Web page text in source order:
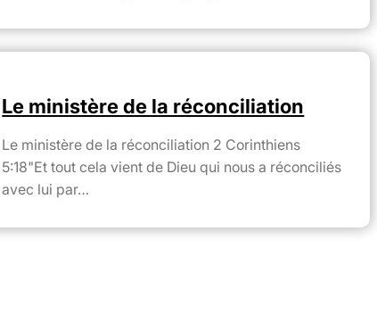
Le ministère de la réconciliation
Le ministère de la réconciliation 2 Corinthiens
5:18"Et tout cela vient de Dieu qui nous a réconciliés
avec lui par…